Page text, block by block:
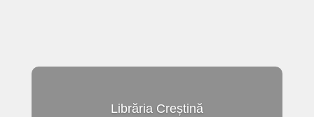
Librăria Creștină